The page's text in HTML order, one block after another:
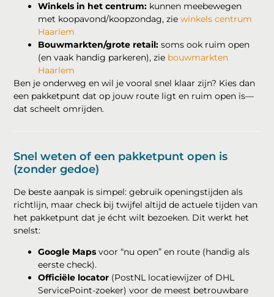
Winkels in het centrum: kunnen meebewegen
met koopavond/koopzondag, ziewinkels centrum
Haarlem
Bouwmarkten/grote retail: soms ook ruim open
(en vaak handig parkeren), zie bouwmarkten
Haarlem
Ben je onderweg en wil je vooral snel klaar zijn? Kies dan
een pakketpunt dat op jouw route ligt en ruim open is—
dat scheelt omrijden.
Snel weten of een pakketpunt open is
(zonder gedoe)
De beste aanpak is simpel: gebruik openingstijden als
richtlijn, maar check bij twijfel altijd de actuele tijden van
het pakketpunt dat je écht wilt bezoeken. Dit werkt het
snelst:
Google Maps voor “nu open” en route (handig als
eerste check).
Officiële locator (PostNL locatiewijzer of DHL
ServicePoint-zoeker) voor de meest betrouwbare